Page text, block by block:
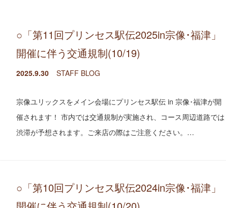
○「第11回プリンセス駅伝2025in宗像･福津」
開催に伴う交通規制(10/19)
2025.9.30 STAFF BLOG
宗像ユリックスをメイン会場にプリンセス駅伝 in 宗像･福津が開
催されます！ 市内では交通規制が実施され、コース周辺道路では
渋滞が予想されます。ご来店の際はご注意ください。…
○「第10回プリンセス駅伝2024in宗像･福津」